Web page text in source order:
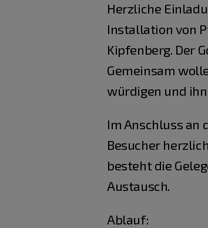
Herzliche
Installation von
Kipfenberg. Der
Gemeinsam
würdigen und
Im Anschluss an
Besucher
besteht die
Austausch.
Ablauf: